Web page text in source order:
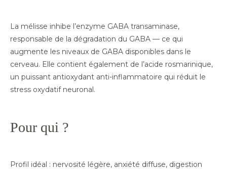
La mélisse inhibe l’enzyme GABA transaminase,
responsable de la dégradation du GABA — ce qui
augmente les niveaux de GABA disponibles dans le
cerveau. Elle contient également de l’acide rosmarinique,
un puissant antioxydant anti-inflammatoire qui réduit le
stress oxydatif neuronal.
Pour qui ?
Profil idéal : nervosité légère, anxiété diffuse, digestion